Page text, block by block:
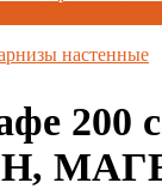
настенные
200
Н,